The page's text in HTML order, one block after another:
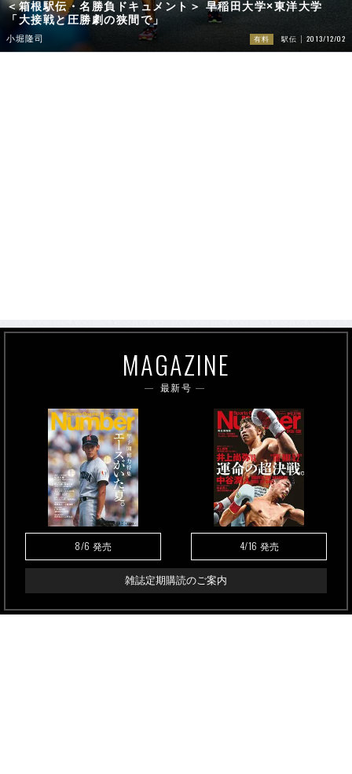
＜箱根駅伝・名勝負ドキュメント＞ 早稲田大学×東洋大学
「大接戦と圧勝劇の狭間で」
小堀隆司 有料 駅伝 2013/12/02
MAGAZINE
最新号
8/6 発売 4/16 発売
雑誌定期購読のご案内